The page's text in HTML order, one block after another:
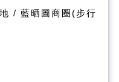
/ 藍晒圖商圈(步行